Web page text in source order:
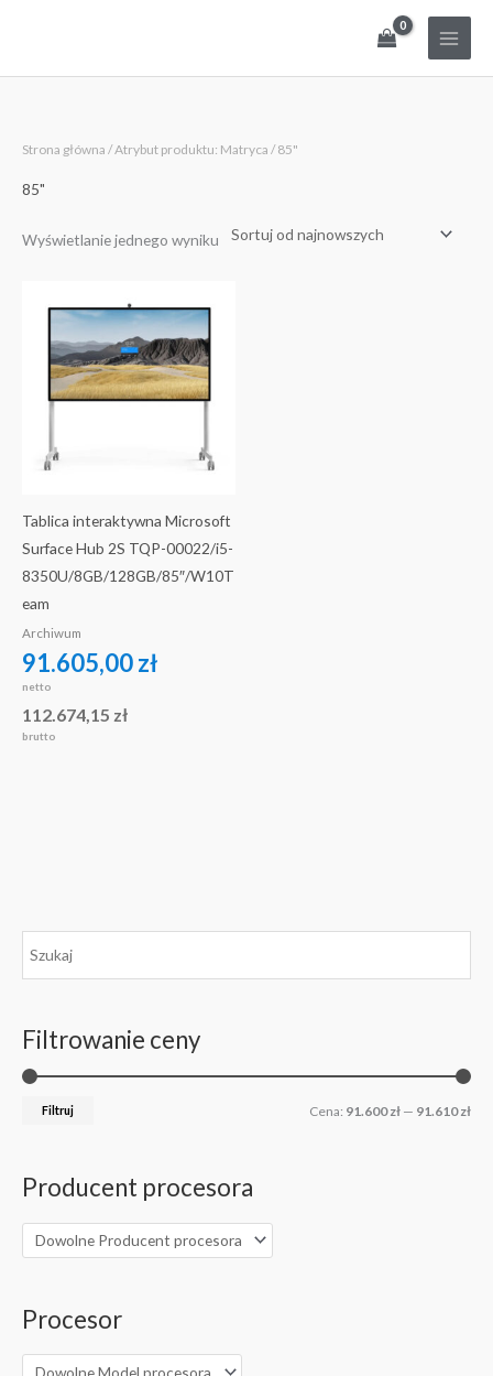
Filtrowanie ceny
Filtruj Cena: 91.600 zł — 91.610 zł
Producent procesora
Procesor
Strona główna / Atrybut produktu: Matryca / 85"
85"
Wyświetlanie jednego wyniku
Tablica interaktywna Microsoft
Surface Hub 2S TQP-00022/i5-
8350U/8GB/128GB/85″/W10T
eam
Archiwum
91.605,00zł
netto
112.674,15 zł
brutto